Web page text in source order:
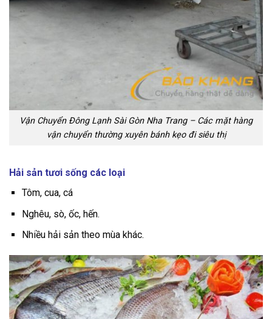
Vận Chuyển Đông Lạnh Sài Gòn Nha Trang – Các mặt hàng
vận chuyển thường xuyên bánh kẹo đi siêu thị
Hải sản tươi sống các loại
Tôm, cua, cá
Nghêu, sò, ốc, hến.
Nhiều hải sản theo mùa khác.